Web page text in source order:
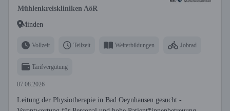
Mühlenkreiskliniken AöR
Minden
Vollzeit Teilzeit Weiterbildungen Jobrad
Tarifvergütung
07.08.2026
Leitung der Physiotherapie in Bad Oeynhausen gesucht -